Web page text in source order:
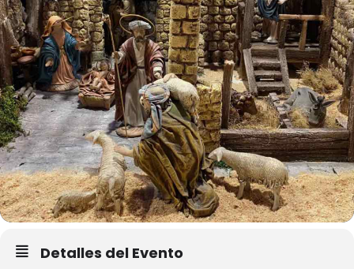
Detalles del Evento